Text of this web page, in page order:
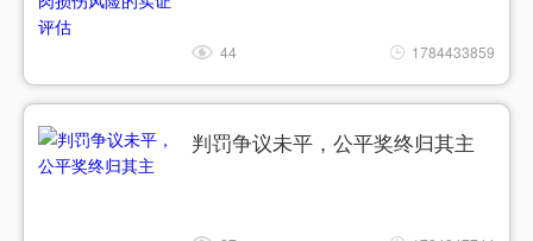
44 1784433859
判罚争议未平，公平奖终归其主